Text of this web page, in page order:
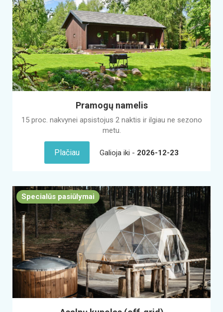
Pramogų namelis
15 proc. nakvynei apsistojus 2 naktis ir ilgiau ne sezono
metu.
Plačiau Galioja iki - 2026-12-23
Specialūs pasiūlymai